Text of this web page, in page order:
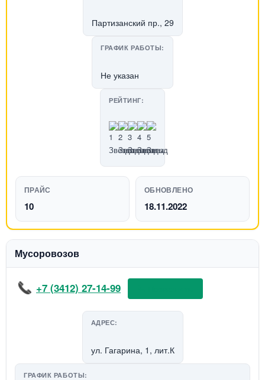
Партизанский пр., 29
ГРАФИК РАБОТЫ:
Не указан
РЕЙТИНГ:
ПРАЙС
10
ОБНОВЛЕНО
18.11.2022
Мусоровозов
+7 (3412) 27-14-99
АДРЕС:
ул. Гагарина, 1, лит.К
ГРАФИК РАБОТЫ: